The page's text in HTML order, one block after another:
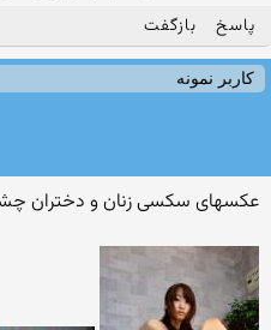
پاسخ بازگفت
کاربر نمونه
عکسهای سکسی زنان و دختران